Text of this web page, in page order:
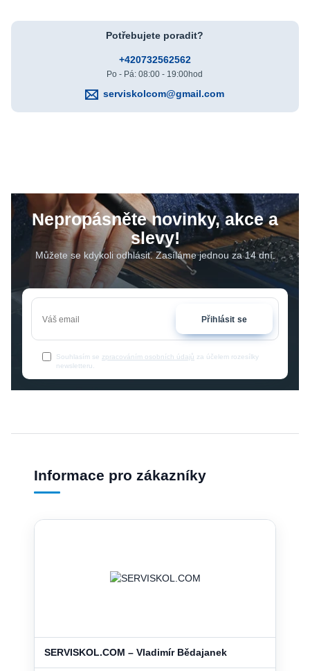
Potřebujete poradit?
+420732562562
Po - Pá: 08:00 - 19:00hod
serviskolcom@gmail.com
Nepropásněte novinky, akce a
slevy!
Můžete se kdykoli odhlásit. Zasíláme jednou za 14 dní.
Přihlásit se
Souhlasím se zpracováním osobních údajů za účelem rozesílky
newsletteru.
Informace pro zákazníky
SERVISKOL.COM – Vladimír Bědajanek